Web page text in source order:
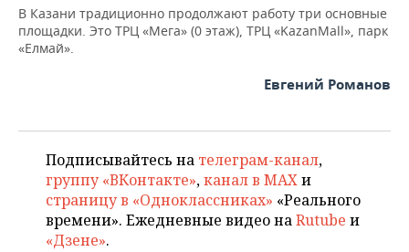
В Казани традиционно продолжают работу три основные
площадки. Это ТРЦ «Мега» (0 этаж), ТРЦ «KazanMall», парк
«Елмай».
Евгений Романов
Подписывайтесь на телеграм-канал,
группу «ВКонтакте»,канал в MAXи
страницу в «Одноклассниках» «Реального
времени». Ежедневные видео наRutube и
«Дзене».